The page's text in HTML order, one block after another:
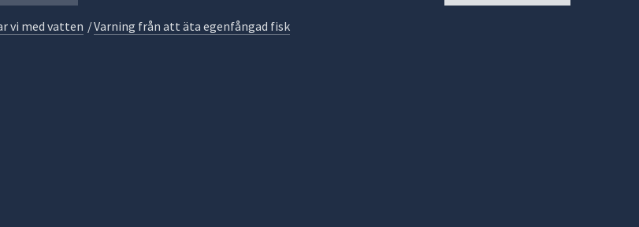
vi med vatten /Varning från att äta egenfångad fisk